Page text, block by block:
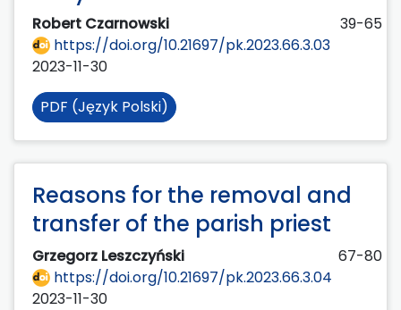
Robert Czarnowski
39-65
https://doi.org/10.21697/pk.2023.66.3.03
2023-11-30
PDF (Język Polski)
Reasons for the removal and
transfer of the parish priest
Grzegorz Leszczyński
67-80
https://doi.org/10.21697/pk.2023.66.3.04
2023-11-30